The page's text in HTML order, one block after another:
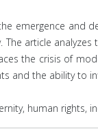
emergence and
The article
the crisis of
and the ability to
human rights,